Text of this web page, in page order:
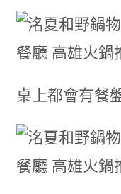
桌上都會有餐